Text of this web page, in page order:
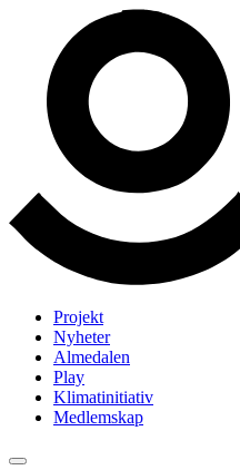
Projekt
Nyheter
Almedalen
Play
Klimatinitiativ
Medlemskap